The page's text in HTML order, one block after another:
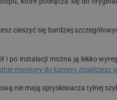
cieszyć się bardziej
i po instalacji można ją lekko
monitory do kamery znajdziesz
nie mają spryskiwacza tylnej